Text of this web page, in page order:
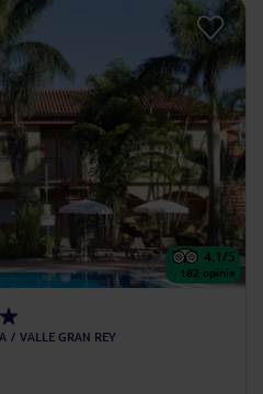
4.1/5
182 opinie
VALLE GRAN REY